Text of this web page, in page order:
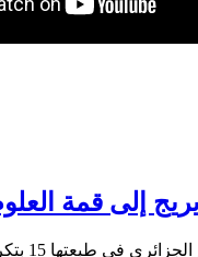
إلى قمة
فهو متخصص في علوم وتكنولوجيا النانو، وقد استقر منذ سنوات